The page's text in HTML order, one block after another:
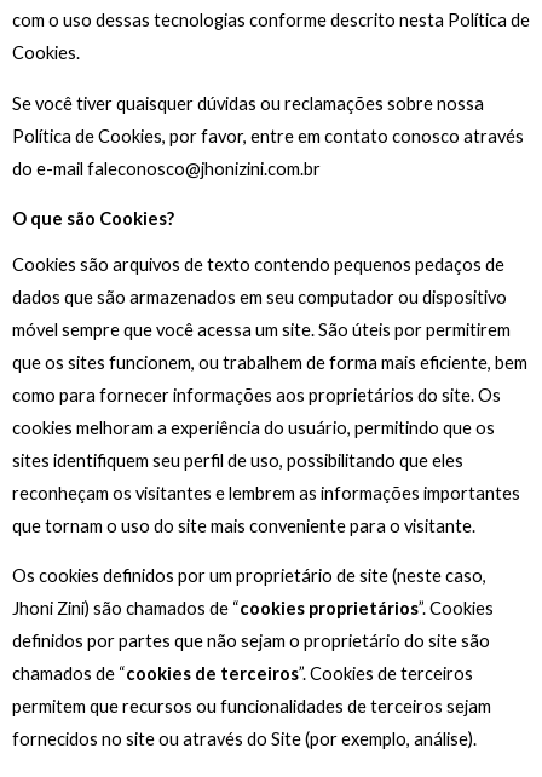
com o uso dessas tecnologias conforme descrito nesta Política de
Cookies.
Se você tiver quaisquer dúvidas ou reclamações sobre nossa
Política de Cookies, por favor, entre em contato conosco através
do e-mail faleconosco@jhonizini.com.br
O que são Cookies?
Cookies são arquivos de texto contendo pequenos pedaços de
dados que são armazenados em seu computador ou dispositivo
móvel sempre que você acessa um site. São úteis por permitirem
que os sites funcionem, ou trabalhem de forma mais eficiente, bem
como para fornecer informações aos proprietários do site. Os
cookies melhoram a experiência do usuário, permitindo que os
sites identifiquem seu perfil de uso, possibilitando que eles
reconheçam os visitantes e lembrem as informações importantes
que tornam o uso do site mais conveniente para o visitante.
Os cookies definidos por um proprietário de site (neste caso,
Jhoni Zini) são chamados de “cookies proprietários”. Cookies
definidos por partes que não sejam o proprietário do site são
chamados de “cookies de terceiros”. Cookies de terceiros
permitem que recursos ou funcionalidades de terceiros sejam
fornecidos no site ou através do Site (por exemplo, análise).